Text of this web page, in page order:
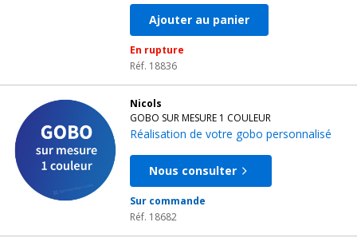
Ajouter au panier
En rupture
Réf. 18836
Nicols
GOBO SUR MESURE 1 COULEUR
Réalisation de votre gobo personnalisé
Nous consulter
Sur commande
Réf. 18682